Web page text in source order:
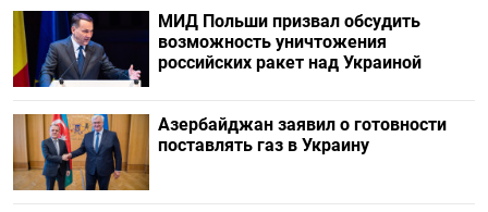
МИД Польши призвал обсудить
возможность уничтожения
российских ракет над Украиной
Азербайджан заявил о готовности
поставлять газ в Украину